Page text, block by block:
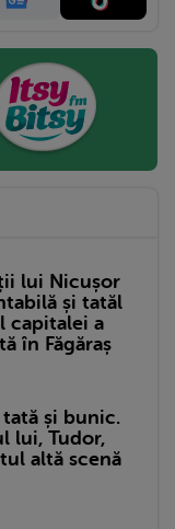
lui Nicușor
și tatăl
capitalei a
în Făgăraș
și bunic.
lui, Tudor,
altă scenă